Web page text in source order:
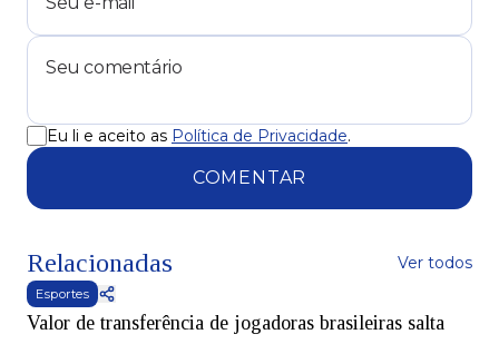
Eu li e aceito as Política de Privacidade.
COMENTAR
Relacionadas Ver todos
Esportes
Valor de transferência de jogadoras brasileiras salta